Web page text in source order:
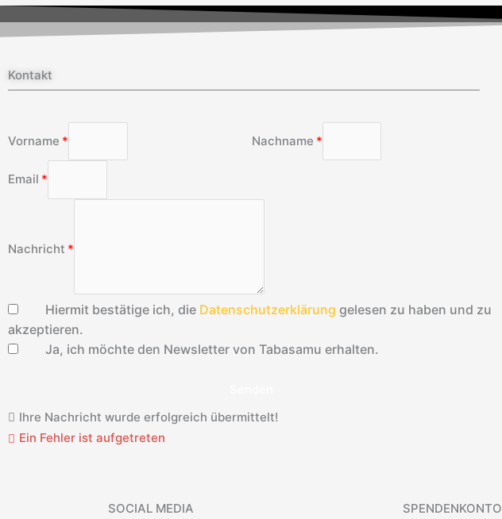
Kontakt
Vorname Nachname
Email
Nachricht
Hiermit bestätige ich, die Datenschutzerklärung gelesen zu haben und zu
akzeptieren.
Ja, ich möchte den Newsletter von Tabasamu erhalten.
Ihre Nachricht wurde erfolgreich übermittelt!
Ein Fehler ist aufgetreten
SOCIAL MEDIA SPENDENKONTO